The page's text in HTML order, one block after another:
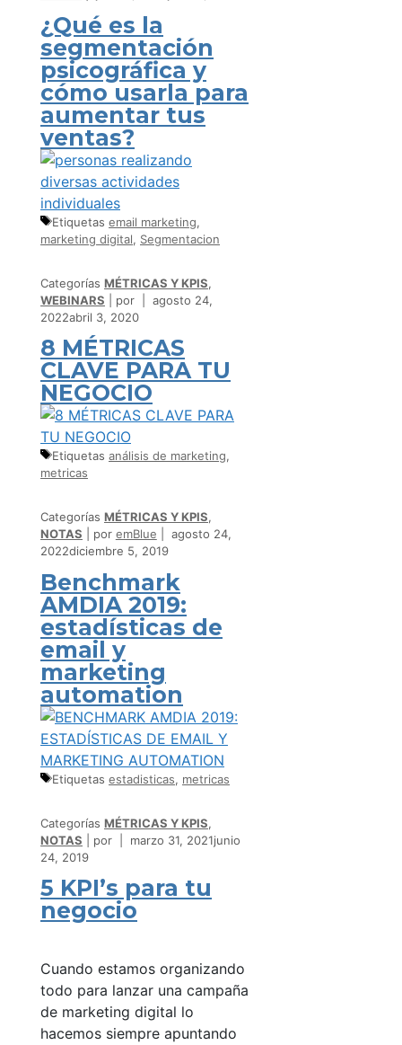
¿Qué es la
segmentación
psicográfica y
cómo usarla para
aumentar tus
ventas?
Etiquetas email marketing,
marketing digital, Segmentacion
Categorías MÉTRICAS Y KPIS,
WEBINARS
por
agosto 24,
2022abril 3, 2020
8 MÉTRICAS
CLAVE PARA TU
NEGOCIO
Etiquetas análisis de marketing,
metricas
Categorías MÉTRICAS Y KPIS,
NOTAS
por emBlue
agosto 24,
2022diciembre 5, 2019
Benchmark
AMDIA 2019:
estadísticas de
email y
marketing
automation
Etiquetas estadisticas, metricas
Categorías MÉTRICAS Y KPIS,
NOTAS
por marzo 31, 2021junio
24, 2019
5 KPI’s para tu
negocio
Cuando estamos organizando
todo para lanzar una campaña
de marketing digital lo
hacemos siempre apuntando